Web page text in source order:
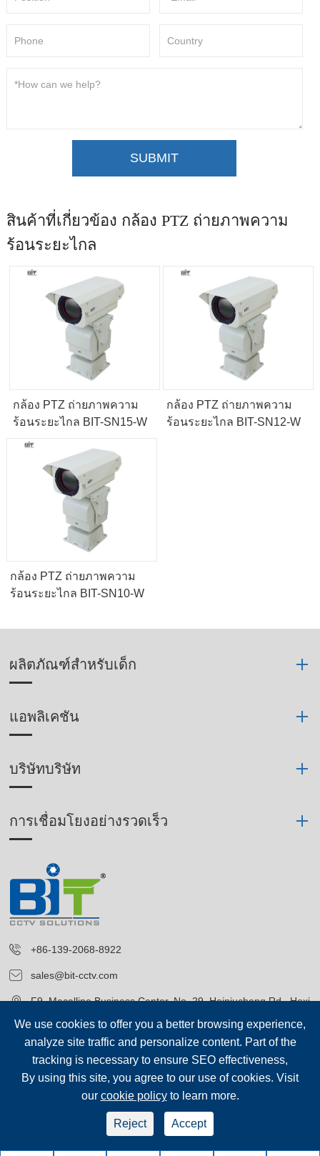
SUBMIT
สินค้าที่เกี่ยวข้อง กล้อง PTZ ถ่ายภาพความ
ร้อนระยะไกล
กล้อง PTZ ถ่ายภาพความ
ร้อนระยะไกล BIT-SN15-W
กล้อง PTZ ถ่ายภาพความ
ร้อนระยะไกล BIT-SN12-W
กล้อง PTZ ถ่ายภาพความ
ร้อนระยะไกล BIT-SN10-W
ผลิตภัณฑ์สำหรับเด็ก
แอพลิเคชัน
บริษัทบริษัท
การเชื่อมโยงอย่างรวดเร็ว
+86-139-2068-8922
sales@bit-cctv.com
F9, Macalline Business Center, No. 29, Heiniucheng Rd., Hexi
District, Tianjin, China
Blue Icon (Tianjin) Technology Co., Ltd.
Sitemap | นโยบายความเป็นส่วนตัว
We use cookies to offer you a better browsing experience,
analyze site traffic and personalize content. Part of the
tracking is necessary to ensure SEO effectiveness,
By using this site, you agree to our use of cookies. Visit
our cookie policyto learn more.
Reject Accept